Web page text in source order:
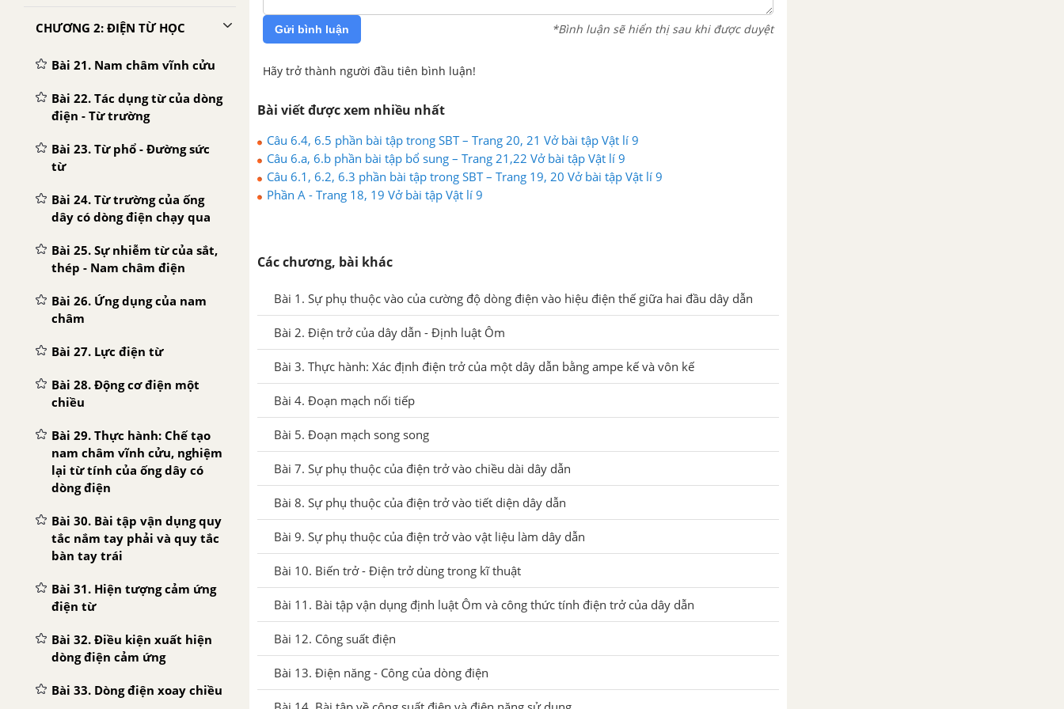
CHƯƠNG 2: ĐIỆN TỪ HỌC
Bài 21. Nam châm vĩnh cửu
Bài 22. Tác dụng từ của dòng
điện - Từ trường
Bài 23. Từ phổ - Đường sức
từ
Bài 24. Từ trường của ống
dây có dòng điện chạy qua
Bài 25. Sự nhiễm từ của sắt,
thép - Nam châm điện
Bài 26. Ứng dụng của nam
châm
Bài 27. Lực điện từ
Bài 28. Động cơ điện một
chiều
Bài 29. Thực hành: Chế tạo
nam châm vĩnh cửu, nghiệm
lại từ tính của ống dây có
dòng điện
Bài 30. Bài tập vận dụng quy
tắc nắm tay phải và quy tắc
bàn tay trái
Bài 31. Hiện tượng cảm ứng
điện từ
Bài 32. Điều kiện xuất hiện
dòng điện cảm ứng
Bài 33. Dòng điện xoay chiều
Gửi bình luận *Bình luận sẽ hiển thị sau khi được duyệt
Hãy trở thành người đầu tiên bình luận!
Bài viết được xem nhiều nhất
Câu 6.4, 6.5 phần bài tập trong SBT – Trang 20, 21 Vở bài tập Vật lí 9
Câu 6.a, 6.b phần bài tập bổ sung – Trang 21,22 Vở bài tập Vật lí 9
Câu 6.1, 6.2, 6.3 phần bài tập trong SBT – Trang 19, 20 Vở bài tập Vật lí 9
Phần A - Trang 18, 19 Vở bài tập Vật lí 9
Các chương, bài khác
Bài 1. Sự phụ thuộc vào của cường độ dòng điện vào hiệu điện thế giữa hai đầu dây dẫn
Bài 2. Điện trở của dây dẫn - Định luật Ôm
Bài 3. Thực hành: Xác định điện trở của một dây dẫn bằng ampe kế và vôn kế
Bài 4. Đoạn mạch nối tiếp
Bài 5. Đoạn mạch song song
Bài 7. Sự phụ thuộc của điện trở vào chiều dài dây dẫn
Bài 8. Sự phụ thuộc của điện trở vào tiết diện dây dẫn
Bài 9. Sự phụ thuộc của điện trở vào vật liệu làm dây dẫn
Bài 10. Biến trở - Điện trở dùng trong kĩ thuật
Bài 11. Bài tập vận dụng định luật Ôm và công thức tính điện trở của dây dẫn
Bài 12. Công suất điện
Bài 13. Điện năng - Công của dòng điện